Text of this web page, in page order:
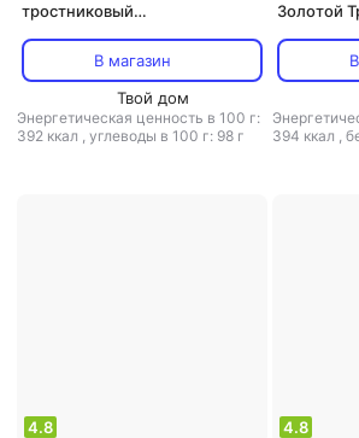
тростниковый
Демерара, 900 г
В магазин
Твой дом
Энергетическая ценность в 100 г:
392 ккал , углеводы в 100 г: 98 г
Золотой
394 ккал ,
4.8 4.8